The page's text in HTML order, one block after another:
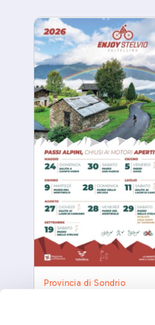
Provincia di Sondrio